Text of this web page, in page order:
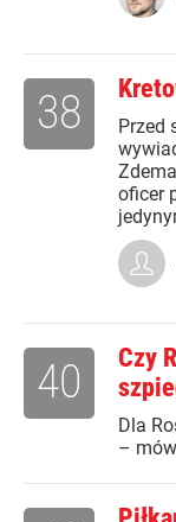
Przed
oficer
38
Czy
Dla
–
40